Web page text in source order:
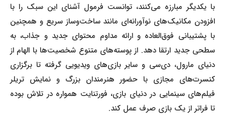
با یکدیگر مبارزه می‌کنند، توانست فرمول آشنای این سبک را با
افزودن مکانیک‌های نوآورانه‌ای مانند ساخت‌وساز سریع و همچنین
با پشتیبانی فوق‌العاده و ارائه مداوم محتوای جدید و جذاب، به
سطحی جدید ارتقا دهد. از پوسته‌های متنوع شخصیت‌ها با الهام از
دنیای مارول، دی‌سی و سایر بازی‌های ویدیویی گرفته تا برگزاری
کنسرت‌های مجازی با حضور هنرمندان بزرگ و نمایش تریلر
فیلم‌های سینمایی در دنیای بازی، فورتنایت همواره در تلاش بوده
تا فراتر از یک بازی صرف عمل کند.